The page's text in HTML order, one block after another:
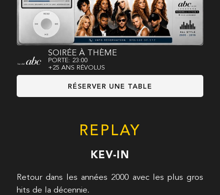
SOIRÉE À THÈME
PORTE: 23:00
+25 ANS RÉVOLUS
RÉSERVER UNE TABLE
REPLAY
KEV-IN
Retour dans les années 2000 avec les plus gros
hits de la décennie.